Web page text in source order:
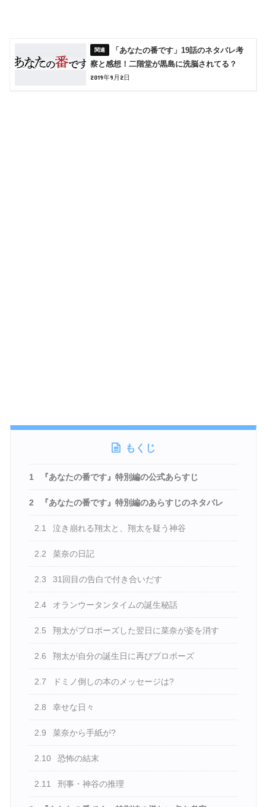
「あなたの番です」19話のネタバレ考
察と感想！二階堂が黒島に洗脳されてる？
2019年9月2日
もくじ
1 『あなたの番です』特別編の公式あらすじ
2 『あなたの番です』特別編のあらすじのネタバレ
2.1 泣き崩れる翔太と、翔太を疑う神谷
2.2 菜奈の日記
2.3 31回目の告白で付き合いだす
2.4 オランウータンタイムの誕生秘話
2.5 翔太がプロポーズした翌日に菜奈が姿を消す
2.6 翔太が自分の誕生日に再びプロポーズ
2.7 ドミノ倒しの本のメッセージは?
2.8 幸せな日々
2.9 菜奈から手紙が?
2.10 恐怖の結末
2.11 刑事・神谷の推理